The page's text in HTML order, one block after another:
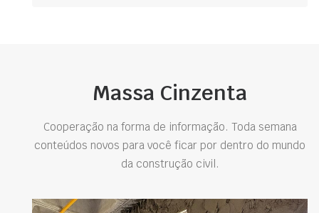
Massa Cinzenta
Cooperação na forma de informação. Toda semana
conteúdos novos para você ficar por dentro do mundo
da construção civil.